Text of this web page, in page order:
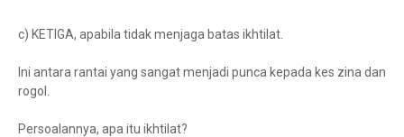
c) KETIGA, apabila tidak menjaga batas ikhtilat.
Ini antara rantai yang sangat menjadi punca kepada kes zina dan
rogol.
Persoalannya, apa itu ikhtilat?